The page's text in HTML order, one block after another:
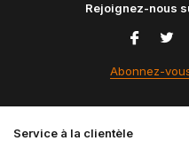
Rejoignez-nous
Abonnez-
Service à la clientèle